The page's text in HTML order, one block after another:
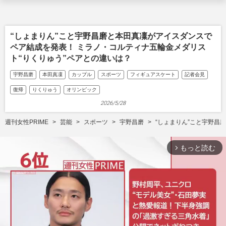
“しょまりん”こと宇野昌磨と本田真凜がアイスダンスで
ペア結成を発表！ ミラノ・コルティナ五輪金メダリス
ト“りくりゅう”ペアとの違いは？
宇野昌磨 本田真凜 カップル スポーツ フィギュアスケート 記者会見
復帰 りくりゅう オリンピック
2026/5/28
週刊女性PRIME 芸能 スポーツ 宇野昌磨 “しょまりん”こと宇野昌
arrow_forward_ios もっと読む